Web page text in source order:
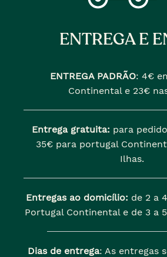
ENTREGA E
ENTREGA PADRÃO: 4€
Continental e 23€
Entrega gratuita: para
35€ para portugal
Ilhas.
Entregas ao domicílio: de 2 a
Portugal Continental e de 3 a
Dias de entrega: As entregas